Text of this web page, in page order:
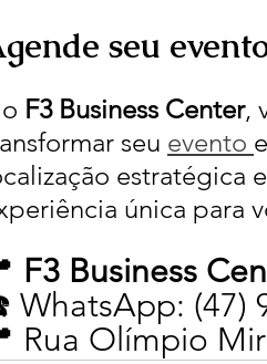
seu
F3 Business Center,
seu evento
estratégica
única para
F3 Business
WhatsApp: (47)
Rua Olímpio